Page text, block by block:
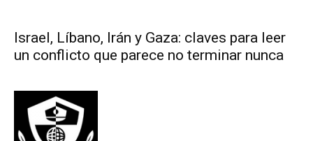
Israel, Líbano, Irán y Gaza: claves para leer
un conflicto que parece no terminar nunca